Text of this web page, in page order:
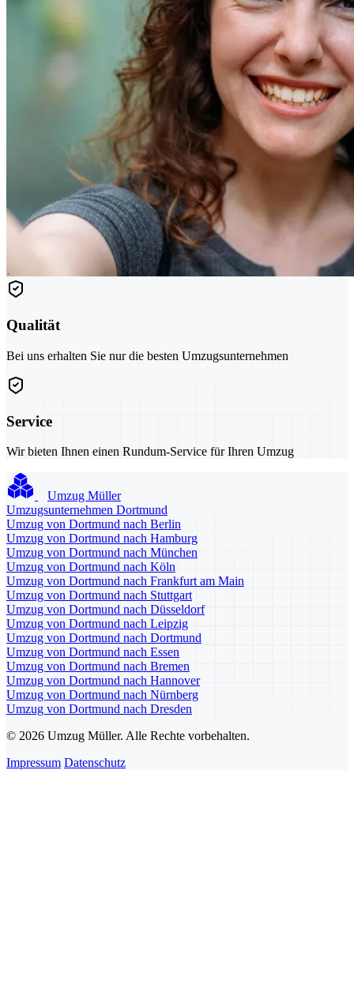
Qualität
Bei uns erhalten Sie nur die besten Umzugsunternehmen
Service
Wir bieten Ihnen einen Rundum-Service für Ihren Umzug
Umzug Müller
Umzugsunternehmen Dortmund
Umzug von Dortmund nach Berlin
Umzug von Dortmund nach Hamburg
Umzug von Dortmund nach München
Umzug von Dortmund nach Köln
Umzug von Dortmund nach Frankfurt am Main
Umzug von Dortmund nach Stuttgart
Umzug von Dortmund nach Düsseldorf
Umzug von Dortmund nach Leipzig
Umzug von Dortmund nach Dortmund
Umzug von Dortmund nach Essen
Umzug von Dortmund nach Bremen
Umzug von Dortmund nach Hannover
Umzug von Dortmund nach Nürnberg
Umzug von Dortmund nach Dresden
© 2026 Umzug Müller. Alle Rechte vorbehalten.
Impressum Datenschutz